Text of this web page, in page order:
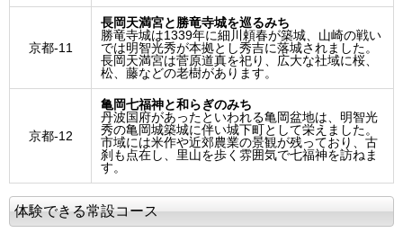
京都-11
長岡天満宮と勝竜寺城を巡るみち
勝竜寺城は1339年に細川頼春が築城、山崎の戦い
では明智光秀が本拠とし秀吉に落城されました。
長岡天満宮は菅原道真を祀り、広大な社域に桜、
松、藤などの老樹があります。
京都-12
亀岡七福神と和らぎのみち
丹波国府があったといわれる亀岡盆地は、明智光
秀の亀岡城築城に伴い城下町として栄えました。
市域には米作や近郊農業の景観が残っており、古
刹も点在し、里山を歩く雰囲気で七福神を訪ねま
す。
体験できる常設コース